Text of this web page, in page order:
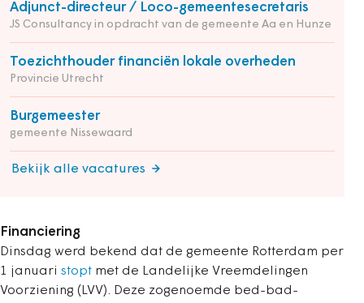
Adjunct-directeur / Loco-gemeentesecretaris
JS Consultancy in opdracht van de gemeente Aa en Hunze
Toezichthouder financiën lokale overheden
Provincie Utrecht
Burgemeester
gemeente Nissewaard
Bekijk alle vacatures
Financiering
Dinsdag werd bekend dat de gemeente Rotterdam per
1 januari stopt met de Landelijke Vreemdelingen
Voorziening (LVV). Deze zogenoemde bed-bad-